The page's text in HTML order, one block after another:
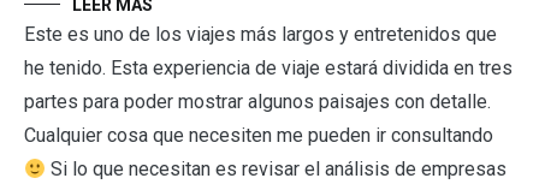
LEER MÁS
Este es uno de los viajes más largos y entretenidos que
he tenido. Esta experiencia de viaje estará dividida en tres
partes para poder mostrar algunos paisajes con detalle.
Cualquier cosa que necesiten me pueden ir consultando
Si lo que necesitan es revisar el análisis de empresas